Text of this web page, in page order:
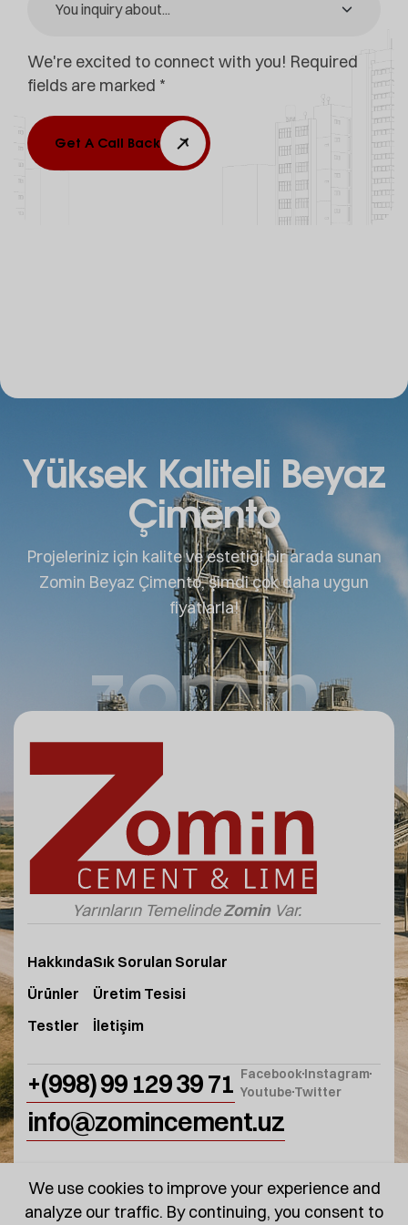
We use cookies to improve your experience and
analyze our traffic. By continuing, you consent to
We're excited to connect with you! Required
fields are marked *
Get A Call Back
Yüksek Kaliteli Beyaz
Çimento
Projeleriniz için kalite ve estetiği bir arada sunan
Zomin Beyaz Çimento, şimdi çok daha uygun
fiyatlarla!
zomin
Yarınların TemelindeZomin Var.
Hakkında
Ürünler
Testler
Sık Sorulan Sorular
Üretim Tesisi
İletişim
+(998) 99 129 39 71
info@zomincement.uz
FacebookInstagram
YoutubeTwitter
© 2025ZominCement. Tüm Hakları Saklıdır.